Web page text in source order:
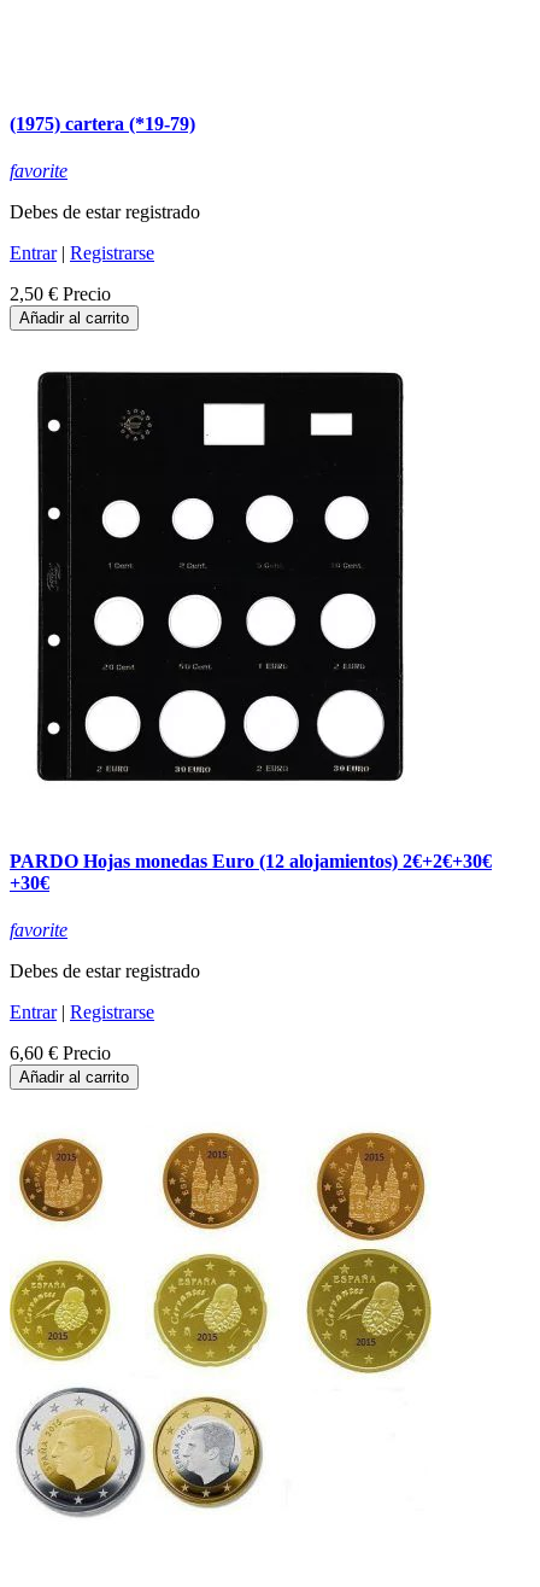
(1975) cartera (*19-79)
favorite
Debes de estar registrado
Entrar| Registrarse
2,50 € Precio
Añadir al carrito
PARDO Hojas monedas Euro (12 alojamientos) 2€+2€+30€
+30€
favorite
Debes de estar registrado
Entrar| Registrarse
6,60 € Precio
Añadir al carrito